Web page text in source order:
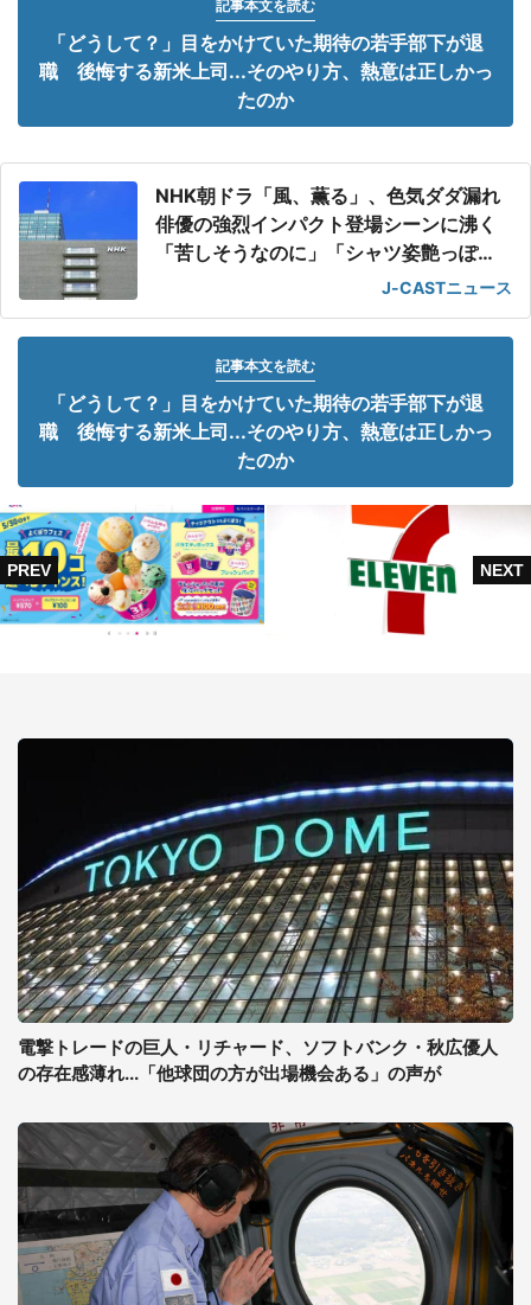
記事本文を読む
「どうして？」目をかけていた期待の若手部下が退
職 後悔する新米上司...そのやり方、熱意は正しかっ
たのか
NHK朝ドラ「風、薫る」、色気ダダ漏れ
俳優の強烈インパクト登場シーンに沸く
「苦しそうなのに」「シャツ姿艶っぽ
J-CASTニュース
記事本文を読む
「どうして？」目をかけていた期待の若手部下が退
職 後悔する新米上司...そのやり方、熱意は正しかっ
たのか
電撃トレードの巨人・リチャード、ソフトバンク・秋広優人
の存在感薄れ...「他球団の方が出場機会ある」の声が